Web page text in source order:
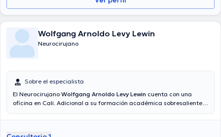
Wolfgang Arnoldo Levy Lewin
Neurocirujano
Sobre el especialista
El Neurocirujano Wolfgang Arnoldo Levy Lewin cuenta con una
oficina en Cali. Adicional a su formación académica sobresaliente,
varios años de experiencia laboral en su campo de estudio.